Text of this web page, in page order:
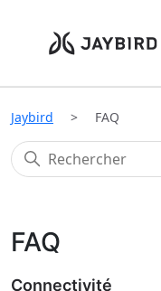
Jaybird FAQ
FAQ
Connectivité